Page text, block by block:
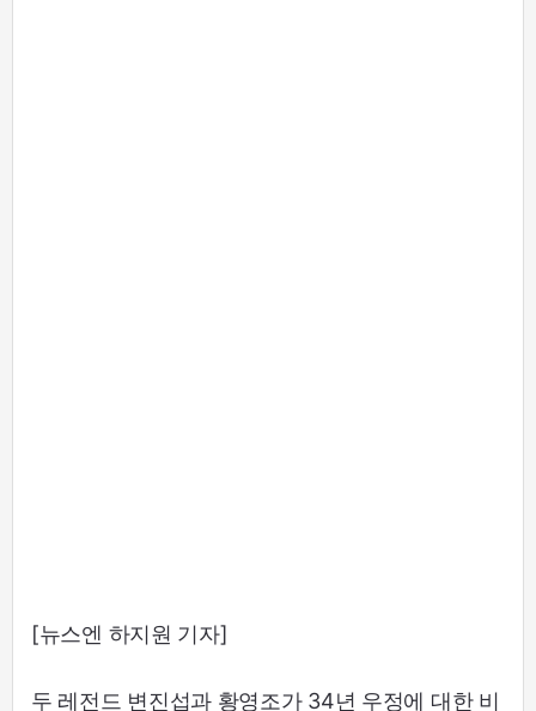
[뉴스엔 하지원 기자]
두 레전드 변진섭과 황영조가 34년 우정에 대한 비